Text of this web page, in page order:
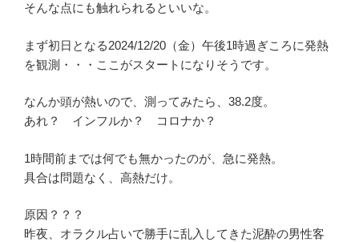
そんな点にも触れられるといいな。
まず初日となる2024/12/20（金）午後1時過ぎころに発熱
を観測・・・ここがスタートになりそうです。
なんか頭が熱いので、測ってみたら、38.2度。
あれ？ インフルか？ コロナか？
1時間前までは何でも無かったのが、急に発熱。
具合は問題なく、高熱だけ。
原因？？？
昨夜、オラクル占いで勝手に乱入してきた泥酔の男性客